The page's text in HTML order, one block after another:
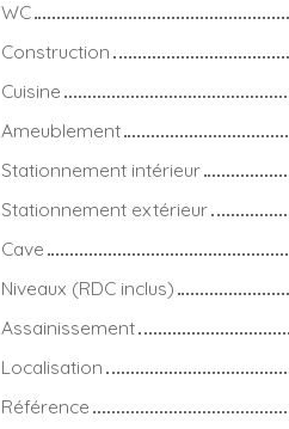
WC
Construction
Cuisine
Ameublement
Stationnement intérieur
Stationnement extérieur
Cave
Niveaux (RDC inclus)
Assainissement
Localisation
Référence